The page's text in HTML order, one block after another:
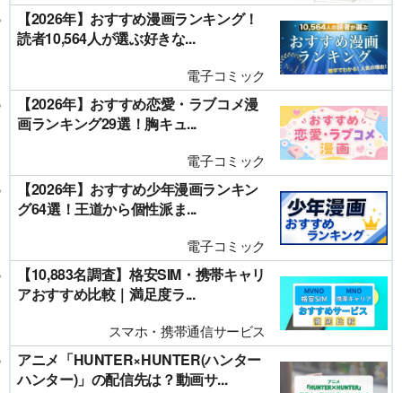
【2026年】おすすめ漫画ランキング！
読者10,564人が選ぶ好きな...
電子コミック
【2026年】おすすめ恋愛・ラブコメ漫
画ランキング29選！胸キュ...
電子コミック
【2026年】おすすめ少年漫画ランキン
グ64選！王道から個性派ま...
電子コミック
【10,883名調査】格安SIM・携帯キャリ
アおすすめ比較｜満足度ラ...
スマホ・携帯通信サービス
アニメ「HUNTER×HUNTER(ハンター
ハンター)」の配信先は？動画サ...